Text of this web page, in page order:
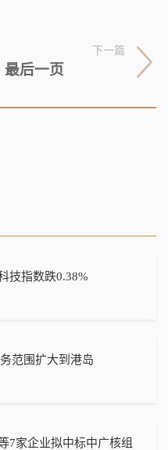
下一篇
最后一页
技指数跌0.38%
范围扩大到港岛
7家企业拟中标中广核组